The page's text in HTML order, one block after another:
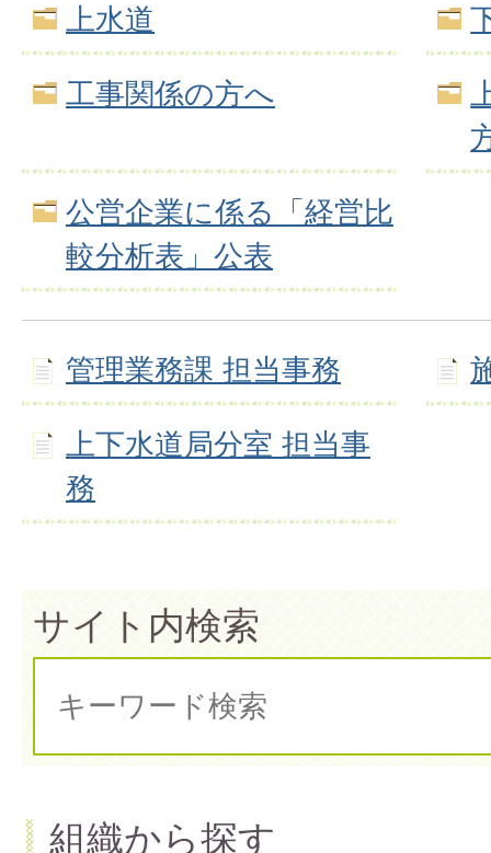
上水道
工事関係の方へ
公営企業に係る「経営比
較分析表」公表
管理業務課 担当事務
上下水道局分室 担当事
務
サイト内検索
組織から探す